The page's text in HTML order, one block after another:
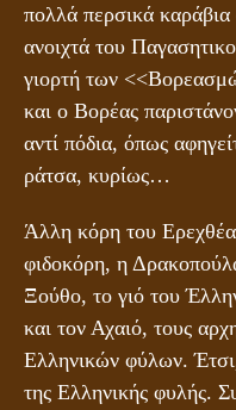
πολλά περσικά
ανοιχτά του
γιορτή των
και ο Βορέας
αντί πόδια, όπως
ράτσα, κυρίως…
Άλλη κόρη του
φιδοκόρη, η
Ξούθο, το γιό του
και τον Αχαιό, τους
Ελληνικών φύλων.
της Ελληνικής φυλής.